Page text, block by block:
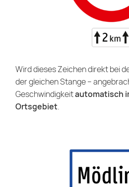
Wird dieses Zeichen direkt bei
der gleichen Stange –
Geschwindigkeitautomatisch
Ortsgebiet.